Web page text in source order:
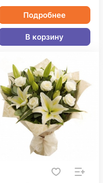
Подробнее
В корзину